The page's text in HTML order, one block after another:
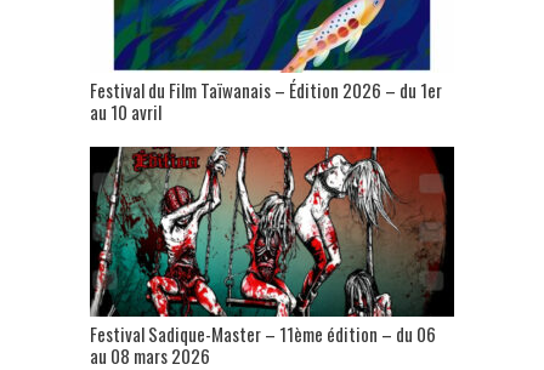
Festival du Film Taïwanais – Édition 2026 – du 1er
au 10 avril
Festival Sadique-Master – 11ème édition – du 06
au 08 mars 2026